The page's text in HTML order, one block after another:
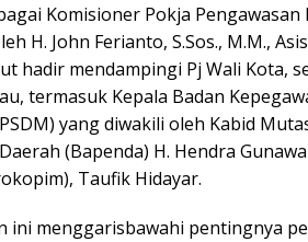
Komisioner Pokja
H. John Ferianto, S.Sos., M.M.,
hadir mendampingi Pj Wali Kota,
termasuk Kepala Badan
yang diwakili oleh Kabid
(Bapenda) H. Hendra
Taufik Hidayar.
ini menggarisbawahi pentingnya